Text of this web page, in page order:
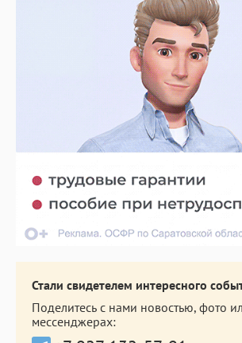
Стали свидетелем интересного
Поделитесь с нами новостью, фото
мессенджерах: